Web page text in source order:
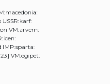
USSR:karf:
VM:arvern:
IMP:sparta:
VM:egipet: